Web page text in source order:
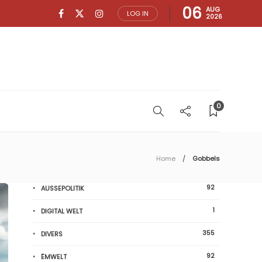
LOG IN 06 AUG
2026
0
Home Gobbels
AUSSEPOLITIK 92
DIGITAL WELT 1
DIVERS 355
ËMWELT 92